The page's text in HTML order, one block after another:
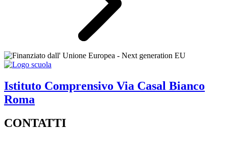
Istituto Comprensivo Via Casal Bianco
Roma
CONTATTI